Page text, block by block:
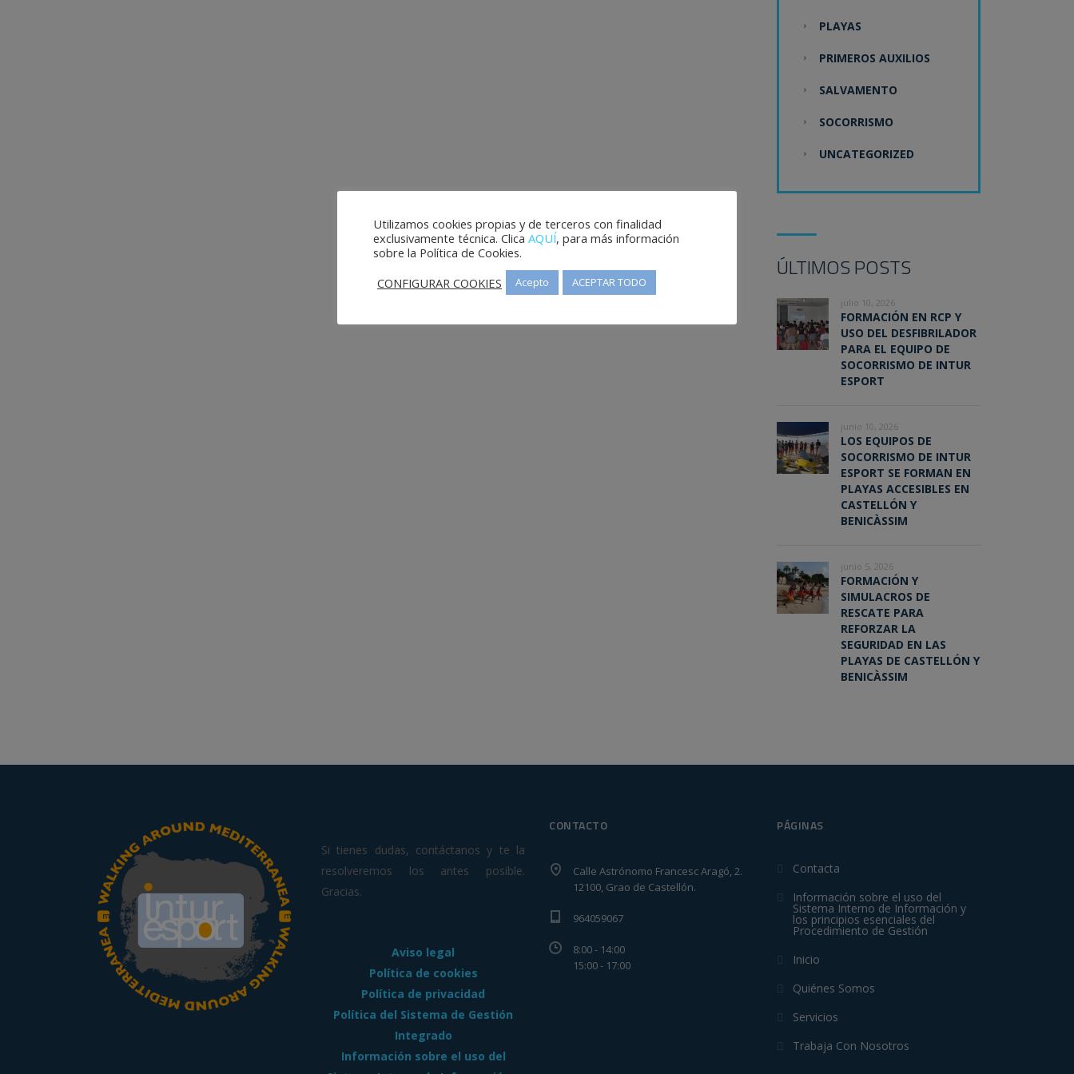
PLAYAS
PRIMEROS AUXILIOS
SALVAMENTO
SOCORRISMO
UNCATEGORIZED
ÚLTIMOS POSTS
julio 10, 2026
FORMACIÓN EN RCP Y
USO DEL DESFIBRILADOR
PARA EL EQUIPO DE
SOCORRISMO DE INTUR
ESPORT
junio 10, 2026
LOS EQUIPOS DE
SOCORRISMO DE INTUR
ESPORT SE FORMAN EN
PLAYAS ACCESIBLES EN
CASTELLÓN Y
BENICÀSSIM
junio 5, 2026
FORMACIÓN Y
SIMULACROS DE
RESCATE PARA
REFORZAR LA
SEGURIDAD EN LAS
PLAYAS DE CASTELLÓN Y
BENICÀSSIM
Si tienes dudas, contáctanos y te la
resolveremos los antes posible.
Gracias.
Aviso legal
Política de cookies
Política de privacidad
Política del Sistema de Gestión
Integrado
Información sobre el uso del
CONTACTO
Calle Astrónomo Francesc Aragó, 2.
12100, Grao de Castellón.
964059067
8:00 - 14:00
15:00 - 17:00
PÁGINAS
Contacta
Información sobre el uso del
Sistema Interno de Información y
los principios esenciales del
Procedimiento de Gestión
Inicio
Quiénes Somos
Servicios
Trabaja Con Nosotros
Utilizamos cookies propias y de terceros con finalidad
exclusivamente técnica. Clica AQUÍ, para más información
sobre la Política de Cookies.
CONFIGURAR COOKIES
Acepto ACEPTAR TODO